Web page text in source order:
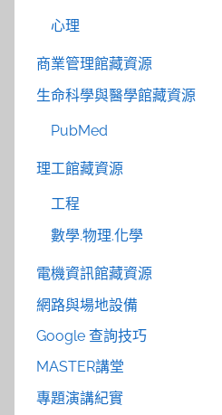
心理
商業管理館藏資源
生命科學與醫學館藏資源
PubMed
理工館藏資源
工程
數學.物理.化學
電機資訊館藏資源
網路與場地設備
Google 查詢技巧
MASTER講堂
專題演講紀實